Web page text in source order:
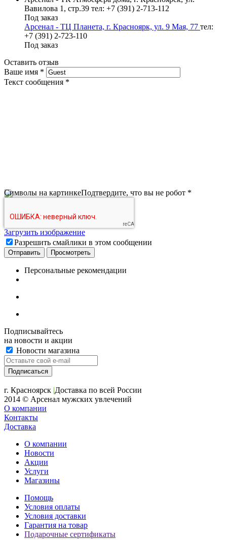
Вавилова 1, стр.39 тел: +7 (391) 2-713-112
Под заказ
Арсенал - ТЦ Планета, г. Красноярк, ул. 9 Мая, 77 тел:
+7 (391) 2-723-110
Под заказ
Оставить отзыв
Ваше имя *
Текст сообщения *
Символы на картинкеПодтвердите, что вы не робот *
Загрузить изображение
Разрешить смайлики в этом сообщении
Персональные рекомендации
Подписывайтесь
на новости и акции
Новости магазина
г. Красноярск |Доставка по всей России
2014 © Арсенал мужских увлечений
О компании
Контакты
Доставка
О компании
Новости
Акции
Услуги
Магазины
Помощь
Условия оплаты
Условия доставки
Гарантия на товар
Подарочные сертификаты